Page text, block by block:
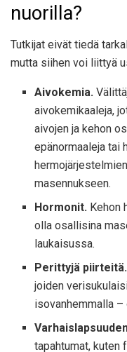
nuorilla?
Tutkijat eivät tiedä
mutta siihen voi liittyä
Aivokemia.
aivokemikaaleja,
aivojen ja kehon
epänormaaleja tai
masennukseen.
Hormonit. Kehon
olla osallisina
laukaisussa.
Perittyjä piirteitä.
joiden
isovanhemmalla –
tapahtumat, kuten